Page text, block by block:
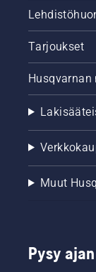
Tarjoukset
Husqvarnan
Muut
Pysy